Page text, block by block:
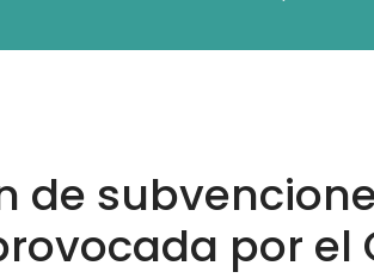
de
por el